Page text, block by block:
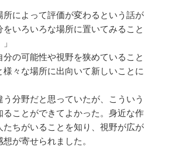
所によって評価が変わるという話が
いろいろな場所に置いてみること
分の可能性や視野を狭めていること
様々な場所に出向いて新しいことに
う分野だと思っていたが、こういう
ることができてよかった。身近な作
たちがいることを知り、視野が広が
が寄せられました。